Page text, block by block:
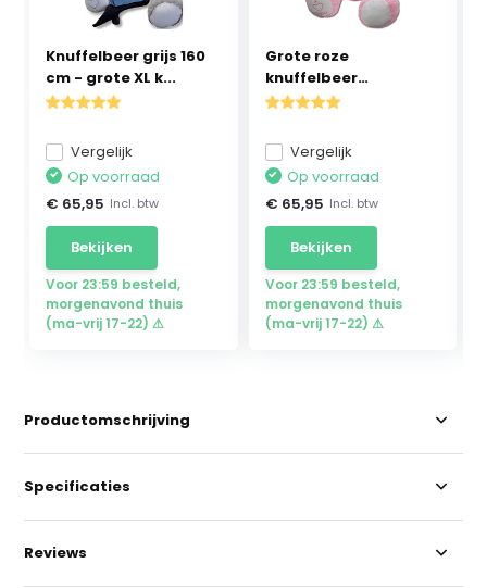
Knuffelbeer grijs 160
cm - grote XL k...
Vergelijk
Op voorraad
€ 65,95 Incl. btw
Bekijken
Voor 23:59 besteld,
morgenavond thuis
(ma-vrij 17-22) ⚠
Grote roze
knuffelbeer
teddybeer I Lo...
Vergelijk
Op voorraad
€ 65,95 Incl. btw
Bekijken
Voor 23:59 besteld,
morgenavond thuis
(ma-vrij 17-22) ⚠
Productomschrijving
Specificaties
Reviews